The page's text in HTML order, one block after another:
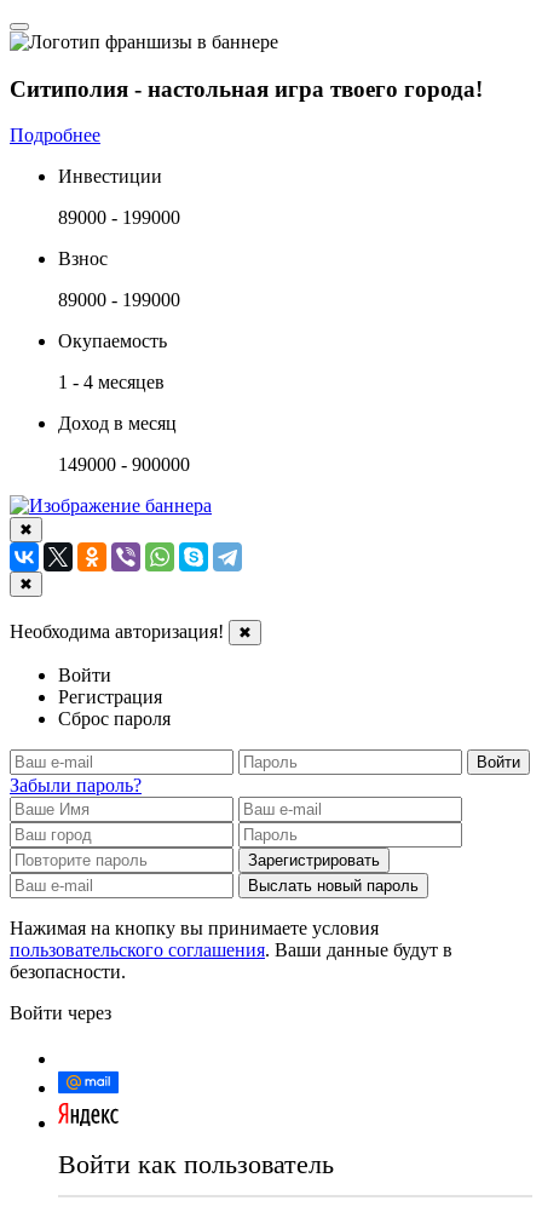
Ситиполия - настольная игра твоего города!
Подробнее
Инвестиции
89000 - 199000
Взнос
89000 - 199000
Окупаемость
1 - 4 месяцев
Доход в месяц
149000 - 900000
✖
✖
Необходима авторизация! ✖
Войти
Регистрация
Сброс пароля
Войти
Забыли пароль?
Зарегистрировать
Выслать новый пароль
Нажимая на кнопку вы принимаете условия
пользовательского соглашения. Ваши данные будут в
безопасности.
Войти через
Войти как пользователь